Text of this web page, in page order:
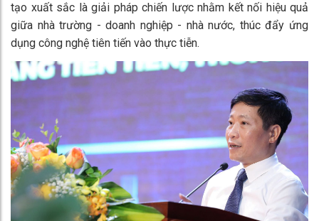
tạo xuất sắc là giải pháp chiến lược nhằm kết nối hiệu quả
giữa nhà trường - doanh nghiệp - nhà nước, thúc đẩy ứng
dụng công nghệ tiên tiến vào thực tiễn.